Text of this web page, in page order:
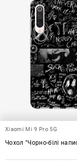
Xiaomi Mi 9 Pro 5G
Чохол "Чорно-білі